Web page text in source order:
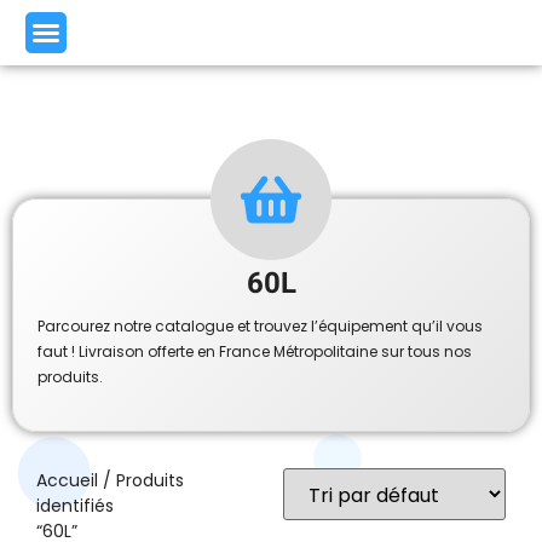
60L
Parcourez notre catalogue et trouvez l’équipement qu’il vous
faut ! Livraison offerte en France Métropolitaine sur tous nos
produits.
Accueil / Produits
identifiés
“60L”